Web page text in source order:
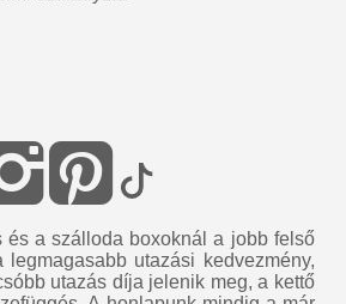
és a szálloda boxoknál a jobb felső
utazási kedvezmény,
utazás díja jelenik meg, a kettő